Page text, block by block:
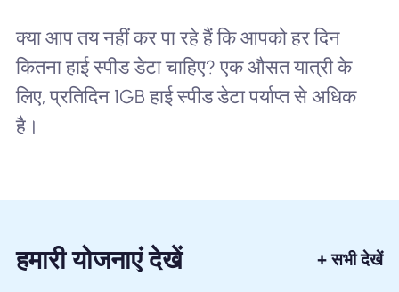
क्या आप तय नहीं कर पा रहे हैं कि आपको हर दिन
कितना हाई स्पीड डेटा चाहिए? एक औसत यात्री के
लिए, प्रतिदिन 1GB हाई स्पीड डेटा पर्याप्त से अधिक
है।
हमारी योजनाएं देखें + सभी देखें